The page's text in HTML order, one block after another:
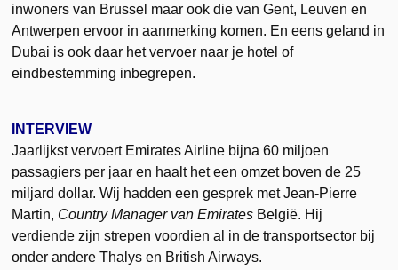
inwoners van Brussel maar ook die van Gent, Leuven en
Antwerpen ervoor in aanmerking komen. En eens geland in
Dubai is ook daar het vervoer naar je hotel of
eindbestemming inbegrepen.
INTERVIEW
Jaarlijkst vervoert Emirates Airline bijna 60 miljoen
passagiers per jaar en haalt het een omzet boven de 25
miljard dollar. Wij hadden een gesprek met Jean-Pierre
Martin, Country Manager van Emirates België. Hij
verdiende zijn strepen voordien al in de transportsector bij
onder andere Thalys en British Airways.